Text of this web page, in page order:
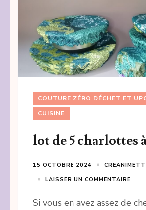
COUTURE ZÉRO DÉCHET ET
CUISINE
lot de 5 charlottes
15 OCTOBRE 2024
LAISSER UN COMMENTAIRE
Si vous en avez assez de